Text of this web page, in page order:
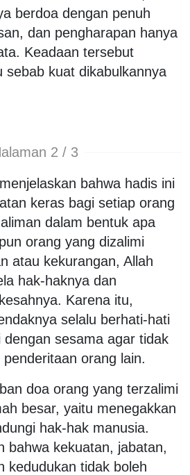
berdoa dengan penuh
dan pengharapan hanya
Keadaan tersebut
sebab kuat dikabulkannya
2 / 3
bahwa hadis ini
keras bagi setiap orang
dalam bentuk apa
orang yang dizalimi
atau kekurangan, Allah
hak-haknya dan
Karena itu,
selalu berhati-hati
sesama agar tidak
orang lain.
doa orang yang terzalimi
besar, yaitu menegakkan
hak-hak manusia.
bahwa kekuatan, jabatan,
kedudukan tidak boleh